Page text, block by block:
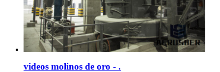
videos molinos de oro - .